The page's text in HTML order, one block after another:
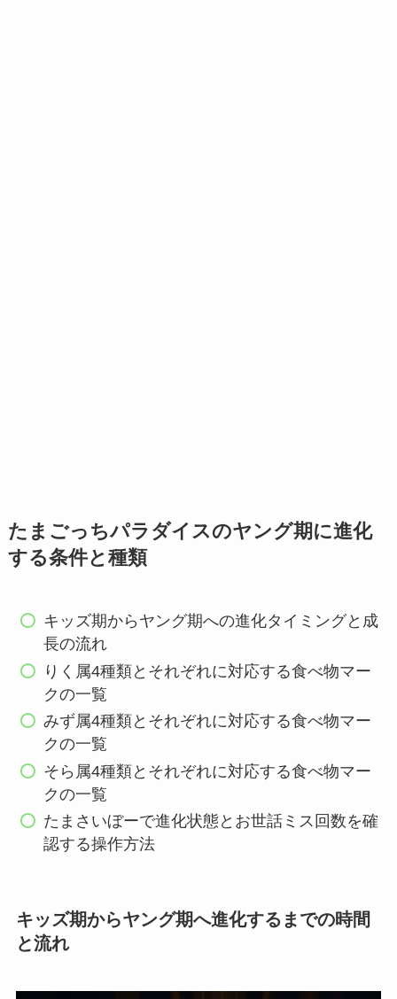
たまごっちパラダイスのヤング期に進化
する条件と種類
キッズ期からヤング期への進化タイミングと成
長の流れ
りく属4種類とそれぞれに対応する食べ物マー
クの一覧
みず属4種類とそれぞれに対応する食べ物マー
クの一覧
そら属4種類とそれぞれに対応する食べ物マー
クの一覧
たまさいぼーで進化状態とお世話ミス回数を確
認する操作方法
キッズ期からヤング期へ進化するまでの時間
と流れ